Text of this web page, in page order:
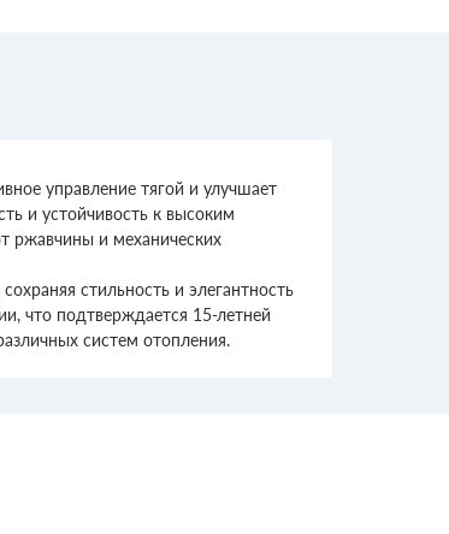
управление тягой и улучшает
и устойчивость к высоким
ржавчины и механических
стильность и элегантность
что подтверждается 15-летней
систем отопления.